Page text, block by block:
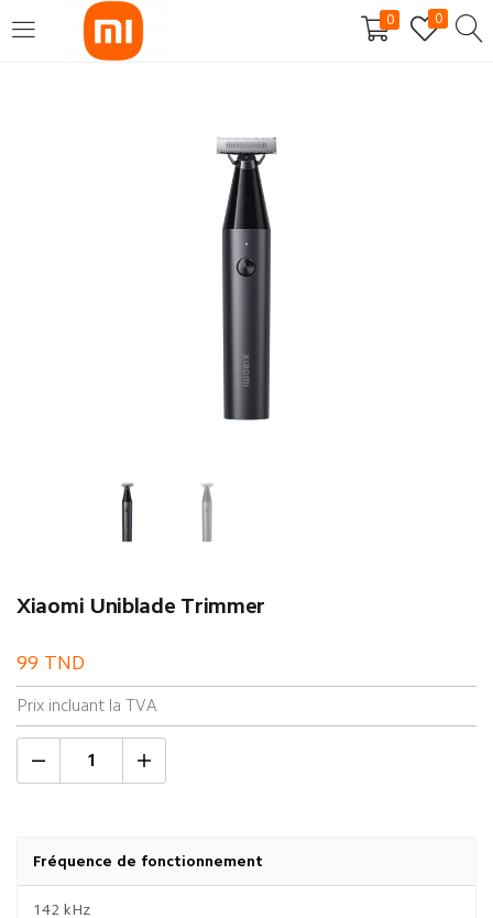
0 0
S'INSCRIRE
Xiaomi Uniblade Trimmer
99 TND
Prix incluant la TVA
Fréquence de fonctionnement
142 kHz